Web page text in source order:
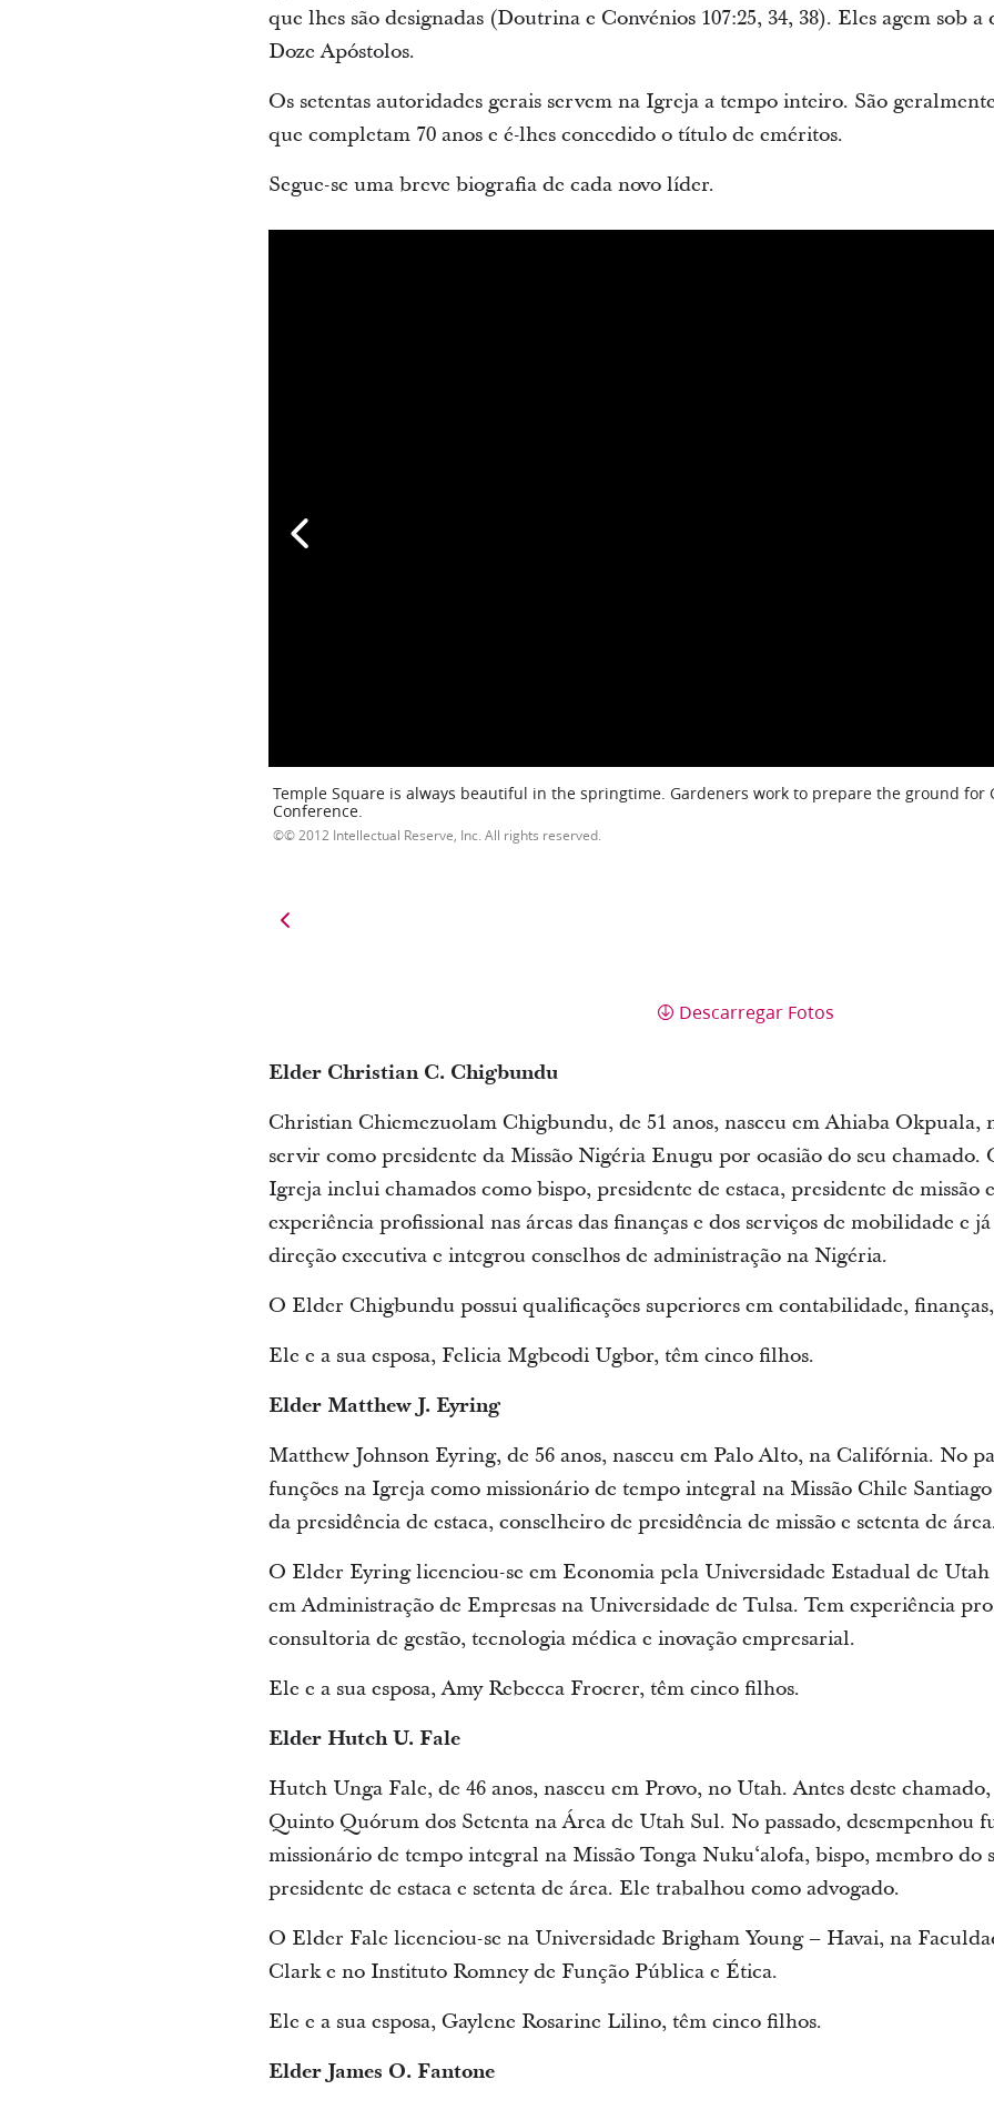
que lhes são designadas (Doutrina e Convénios 107:25, 34, 38). Eles agem sob
Doze Apóstolos.
Os setentas autoridades gerais servem na Igreja a tempo inteiro. São
que completam 70 anos e é-lhes concedido o título de eméritos.
Segue-se uma breve biografia de cada novo líder.
Temple Square is always beautiful in the springtime. Gardeners work to prepare the ground for
Conference.
© 2012 Intellectual Reserve, Inc. All rights reserved.
Descarregar Fotos
Elder Christian C. Chigbundu
Christian Chiemezuolam Chigbundu, de 51 anos, nasceu em Ahiaba Okpuala,
servir como presidente da Missão Nigéria Enugu por ocasião do seu chamado.
Igreja inclui chamados como bispo, presidente de estaca, presidente de missão
experiência profissional nas áreas das finanças e dos serviços de mobilidade e
direção executiva e integrou conselhos de administração na Nigéria.
O Elder Chigbundu possui qualificações superiores em contabilidade,
Ele e a sua esposa, Felicia Mgbeodi Ugbor, têm cinco filhos.
Elder Matthew J. Eyring
Matthew Johnson Eyring, de 56 anos, nasceu em Palo Alto, na Califórnia. No
funções na Igreja como missionário de tempo integral na Missão Chile
da presidência de estaca, conselheiro de presidência de missão e setenta de
O Elder Eyring licenciou-se em Economia pela Universidade Estadual de
em Administração de Empresas na Universidade de Tulsa. Tem experiência
consultoria de gestão, tecnologia médica e inovação empresarial.
Ele e a sua esposa, Amy Rebecca Froerer, têm cinco filhos.
Elder Hutch U. Fale
Hutch Unga Fale, de 46 anos, nasceu em Provo, no Utah. Antes deste
Quinto Quórum dos Setenta na Área de Utah Sul. No passado, desempenhou
missionário de tempo integral na Missão Tonga Nukuʻalofa, bispo, membro do
presidente de estaca e setenta de área. Ele trabalhou como advogado.
O Elder Fale licenciou-se na Universidade Brigham Young – Havai, na
Clark e no Instituto Romney de Função Pública e Ética.
Ele e a sua esposa, Gaylene Rosarine Lilino, têm cinco filhos.
Elder James O. Fantone